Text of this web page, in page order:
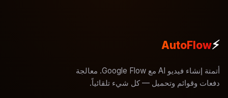
⚡
AutoFlow
أتمتة إنشاء فيديو AI مع Google Flow. معالجة
دفعات وقوائم وتحميل — كل شيء تلقائياً.